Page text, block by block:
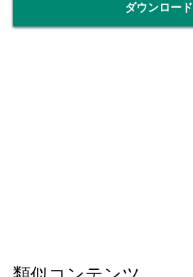
ダウンロード